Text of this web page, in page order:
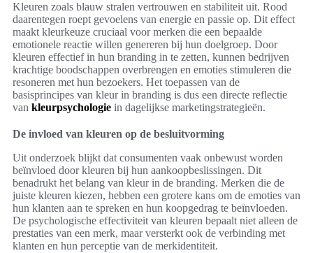
Kleuren zoals blauw stralen vertrouwen en stabiliteit uit. Rood
daarentegen roept gevoelens van energie en passie op. Dit effect
maakt kleurkeuze cruciaal voor merken die een bepaalde
emotionele reactie willen genereren bij hun doelgroep. Door
kleuren effectief in hun branding in te zetten, kunnen bedrijven
krachtige boodschappen overbrengen en emoties stimuleren die
resoneren met hun bezoekers. Het toepassen van de
basisprincipes van kleur in branding is dus een directe reflectie
van kleurpsychologie in dagelijkse marketingstrategieën.
De invloed van kleuren op de besluitvorming
Uit onderzoek blijkt dat consumenten vaak onbewust worden
beïnvloed door kleuren bij hun aankoopbeslissingen. Dit
benadrukt het belang van kleur in de branding. Merken die de
juiste kleuren kiezen, hebben een grotere kans om de emoties van
hun klanten aan te spreken en hun koopgedrag te beïnvloeden.
De psychologische effectiviteit van kleuren bepaalt niet alleen de
prestaties van een merk, maar versterkt ook de verbinding met
klanten en hun perceptie van de merkidentiteit.